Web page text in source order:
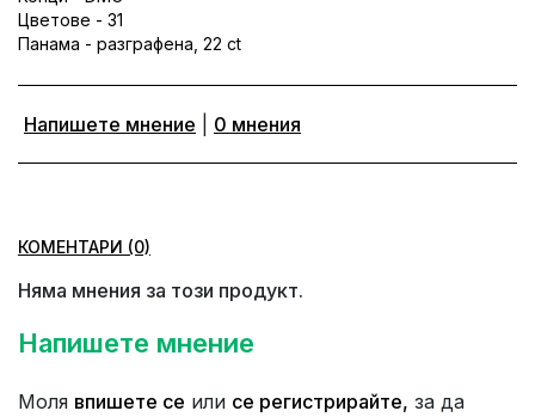
Цветове - 31
Панама - разграфена, 22 ct
Напишете мнение 0 мнения
КОМЕНТАРИ (0)
Няма мнения за този продукт.
Напишете мнение
Моля впишете се или се регистрирайте, за да